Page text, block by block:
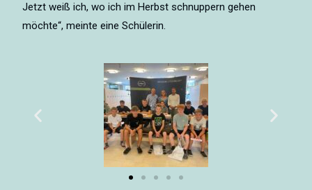
Jetzt weiß ich, wo ich im Herbst schnuppern gehen
möchte“, meinte eine Schülerin.